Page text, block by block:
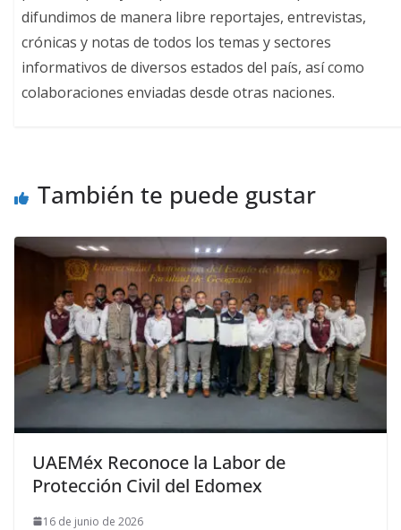
difundimos de manera libre reportajes, entrevistas,
crónicas y notas de todos los temas y sectores
informativos de diversos estados del país, así como
colaboraciones enviadas desde otras naciones.
También te puede gustar
UAEMéx Reconoce la Labor de
Protección Civil del Edomex
16 de junio de 2026